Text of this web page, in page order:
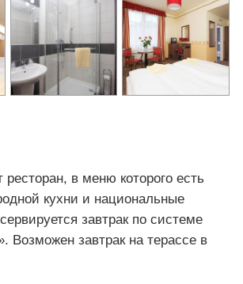
ресторан, в меню которого есть
кухни и национальные
завтрак по системе
Возможен завтрак на терассе в